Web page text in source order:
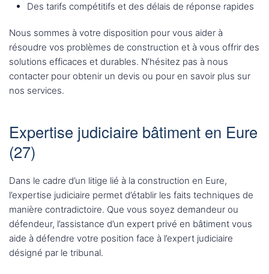
Des tarifs compétitifs et des délais de réponse rapides
Nous sommes à votre disposition pour vous aider à
résoudre vos problèmes de construction et à vous offrir des
solutions efficaces et durables. N’hésitez pas à nous
contacter pour obtenir un devis ou pour en savoir plus sur
nos services.
Expertise judiciaire bâtiment en Eure
(27)
Dans le cadre d’un litige lié à la construction en Eure,
l’expertise judiciaire permet d’établir les faits techniques de
manière contradictoire. Que vous soyez demandeur ou
défendeur, l’assistance d’un expert privé en bâtiment vous
aide à défendre votre position face à l’expert judiciaire
désigné par le tribunal.